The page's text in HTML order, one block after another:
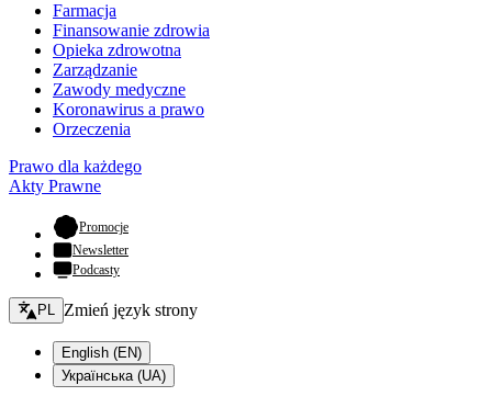
Farmacja
Finansowanie zdrowia
Opieka zdrowotna
Zarządzanie
Zawody medyczne
Koronawirus a prawo
Orzeczenia
Prawo dla każdego
Akty Prawne
Promocje- otwiera się w nowej karcie
Newsletter
Podcasty
Zmień język - bieżący:
PL Zmień język strony
English (EN)
Українська (UA)